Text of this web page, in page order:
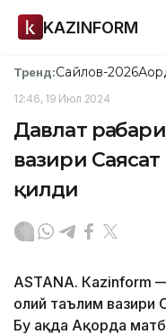
KAZINFORM
Тренд:Сайлов-2026
12:46, 19 Июл 2024
Давлат
вазири
қилди
ASTANА. Кazinform
олий таълим вазири
Бу ҳақда Ақорда